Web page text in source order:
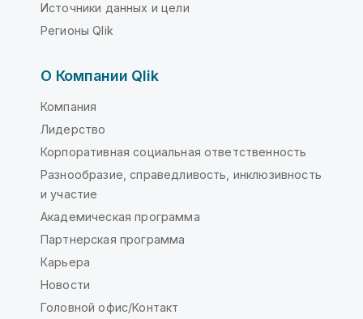
Источники данных и цели
Регионы Qlik
О Компании Qlik
Компания
Лидерство
Корпоративная социальная ответственность
Разнообразие, справедливость, инклюзивность
и участие
Академическая программа
Партнерская программа
Карьера
Новости
Головной офис/Контакт